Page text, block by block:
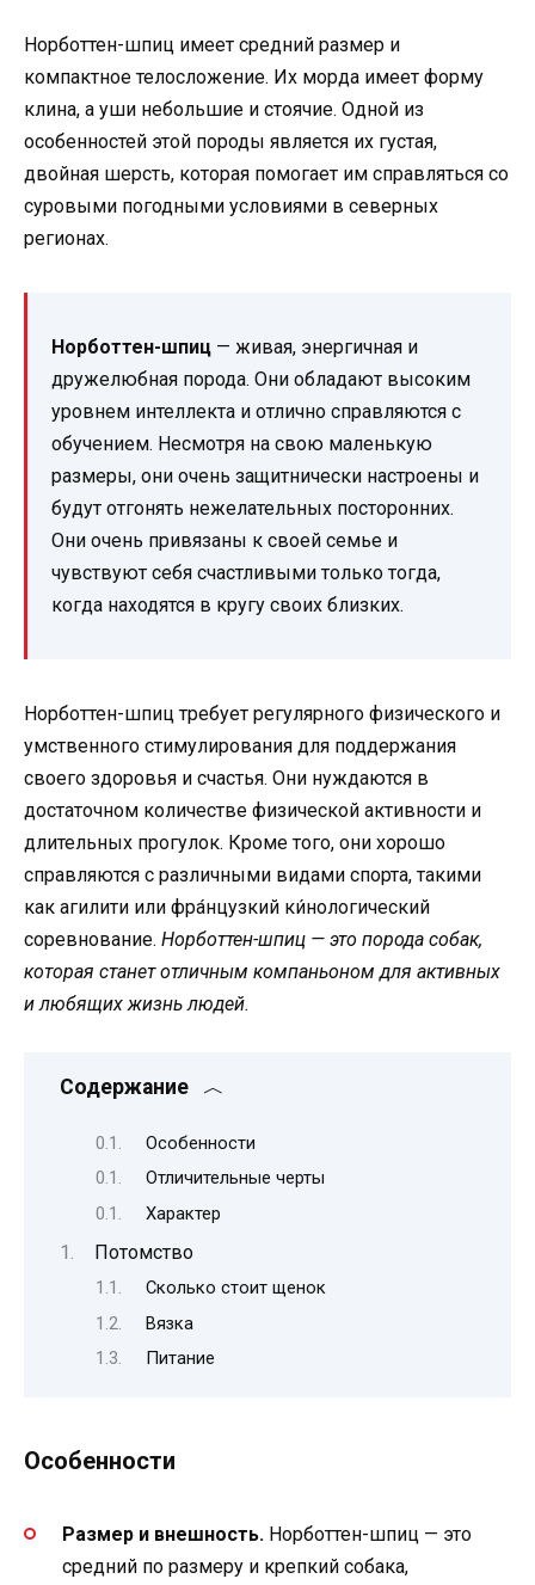
Норботтен-шпиц имеет средний размер и
компактное телосложение. Их морда имеет форму
клина, а уши небольшие и стоячие. Одной из
особенностей этой породы является их густая,
двойная шерсть, которая помогает им справляться со
суровыми погодными условиями в северных
регионах.
Норботтен-шпиц — живая, энергичная и
дружелюбная порода. Они обладают высоким
уровнем интеллекта и отлично справляются с
обучением. Несмотря на свою маленькую
размеры, они очень защитнически настроены и
будут отгонять нежелательных посторонних.
Они очень привязаны к своей семье и
чувствуют себя счастливыми только тогда,
когда находятся в кругу своих близких.
Норботтен-шпиц требует регулярного физического и
умственного стимулирования для поддержания
своего здоровья и счастья. Они нуждаются в
достаточном количестве физической активности и
длительных прогулок. Кроме того, они хорошо
справляются с различными видами спорта, такими
как агилити или фра́нцузкий ки́нологический
соревнование. Норботтен-шпиц — это порода собак,
которая станет отличным компаньоном для активных
и любящих жизнь людей.
Содержание
Особенности
Отличительные черты
Характер
Потомство
Сколько стоит щенок
Вязка
Питание
Особенности
Размер и внешность. Норботтен-шпиц — это
средний по размеру и крепкий собака,